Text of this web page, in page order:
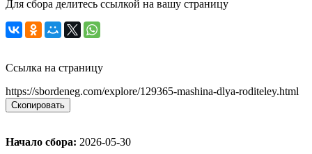
Для сбора делитесь ссылкой на вашу страницу
Ссылка на страницу
https://sbordeneg.com/explore/129365-mashina-dlya-roditeley.html
Скопировать
Начало сбора: 2026-05-30